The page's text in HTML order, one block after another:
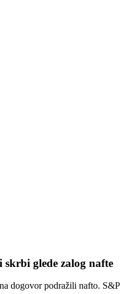
glede zalog nafte
dogovor podražili nafto. S&P